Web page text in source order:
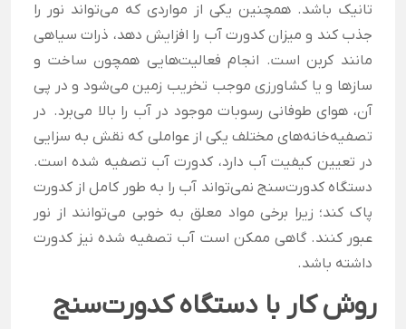
تانیک باشد. همچنین یکی از مواردی که می‌تواند نور را
جذب کند و میزان کدورت آب را افزایش دهد، ذرات سیاهی
مانند کربن است. انجام فعالیت‌هایی همچون ساخت و
سازها و یا کشاورزی موجب تخریب زمین می‌شود و در پی
آن، هوای طوفانی رسوبات موجود در آب را بالا می‌برد. در
تصفیه‌خانه‌های مختلف یکی از عواملی که نقش به سزایی
در تعیین کیفیت آب دارد، کدورت آب تصفیه شده است.
دستگاه کدورت‌سنج نمی‌تواند آب را به طور کامل از کدورت
پاک کند؛ زیرا برخی مواد معلق به خوبی می‌توانند از نور
عبور کنند. گاهی ممکن است آب تصفیه شده نیز کدورت
داشته باشد.
روش کار با دستگاه کدورت‌سنج